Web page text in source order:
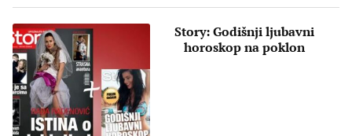
Story: Godišnji ljubavni
horoskop na poklon